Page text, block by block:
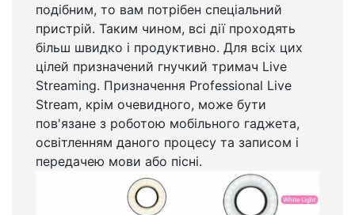
подібним, то вам потрібен спеціальний
пристрій. Таким чином, всі дії проходять
більш швидко і продуктивно. Для всіх цих
цілей призначений гнучкий тримач Live
Streaming. Призначення Professional Live
Stream, крім очевидного, може бути
пов'язане з роботою мобільного гаджета,
освітленням даного процесу та записом і
передачею мови або пісні.